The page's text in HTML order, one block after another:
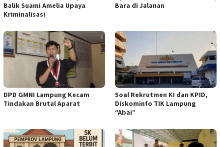
Balik Suami Amelia Upaya
Kriminalisasi
Bara di Jalanan
DPD GMNI Lampung Kecam
Tindakan Brutal Aparat
Soal Rekrutmen KI dan KPID,
Diskominfo TIK Lampung
“Abai”